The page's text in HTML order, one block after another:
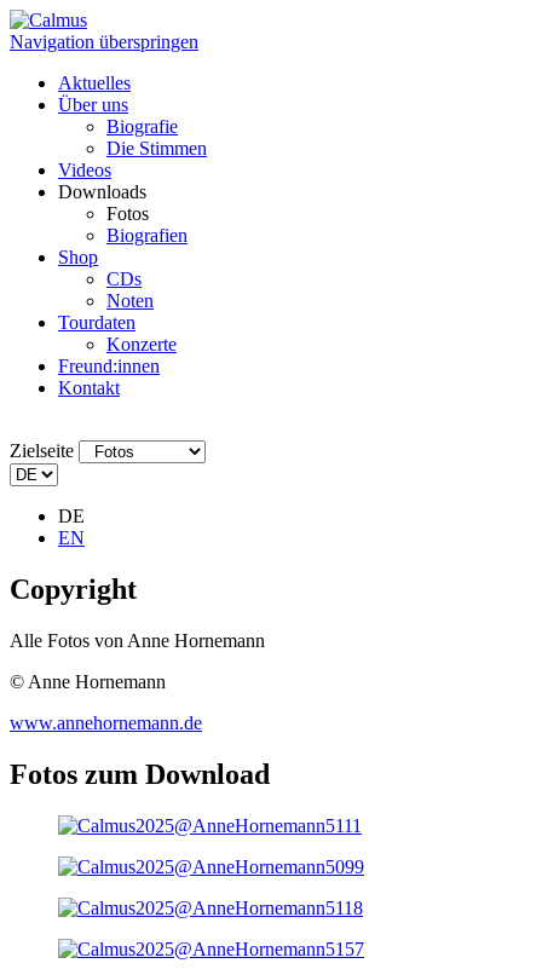
Navigation überspringen
Aktuelles
Über uns
Biografie
Die Stimmen
Videos
Downloads
Fotos
Biografien
Shop
CDs
Noten
Tourdaten
Konzerte
Freund:innen
Kontakt
Zielseite
DE
EN
Copyright
Alle Fotos von Anne Hornemann
© Anne Hornemann
www.annehornemann.de
Fotos zum Download